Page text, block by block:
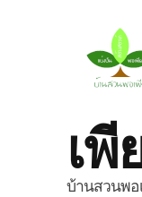
เพี
บ้านสวนพอ